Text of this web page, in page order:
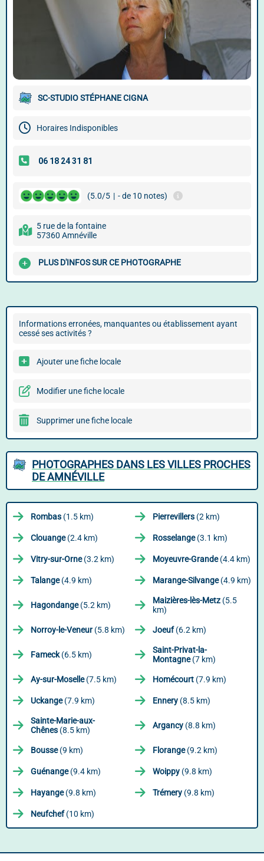
SC-STUDIO STÉPHANE CIGNA
Horaires Indisponibles
(5.0/5 | - de 10 notes)
5 rue de la fontaine
57360 Amnéville
PLUS D'INFOS SUR CE PHOTOGRAPHE
Informations erronées, manquantes ou établissement ayant
cessé ses activités ?
Ajouter une fiche locale
Modifier une fiche locale
Supprimer une fiche locale
PHOTOGRAPHES DANS LES VILLES PROCHES
DE AMNÉVILLE
Rombas (1.5 km) Pierrevillers (2 km)
Clouange(2.4 km) Rosselange(3.1 km)
Vitry-sur-Orne(3.2 km) Moyeuvre-Grande(4.4 km)
Talange(4.9 km) Marange-Silvange(4.9 km)
Hagondange(5.2 km) Maizières-lès-Metz (5.5
km)
Norroy-le-Veneur(5.8 km) Joeuf(6.2 km)
Fameck(6.5 km)
Saint-Privat-la-
Montagne(7 km)
Ay-sur-Moselle(7.5 km) Homécourt (7.9 km)
Uckange(7.9 km) Ennery (8.5 km)
Sainte-Marie-aux-
Chênes (8.5 km) Argancy (8.8 km)
Bousse(9 km) Florange(9.2 km)
Guénange(9.4 km) Woippy (9.8 km)
Hayange(9.8 km) Trémery (9.8 km)
Neufchef(10 km)